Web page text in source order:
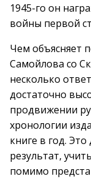
1945-го он
войны первой
Чем объясняет
Самойлова со
несколько
достаточно
продвижении
хронологии
книге в год.
результат,
помимо